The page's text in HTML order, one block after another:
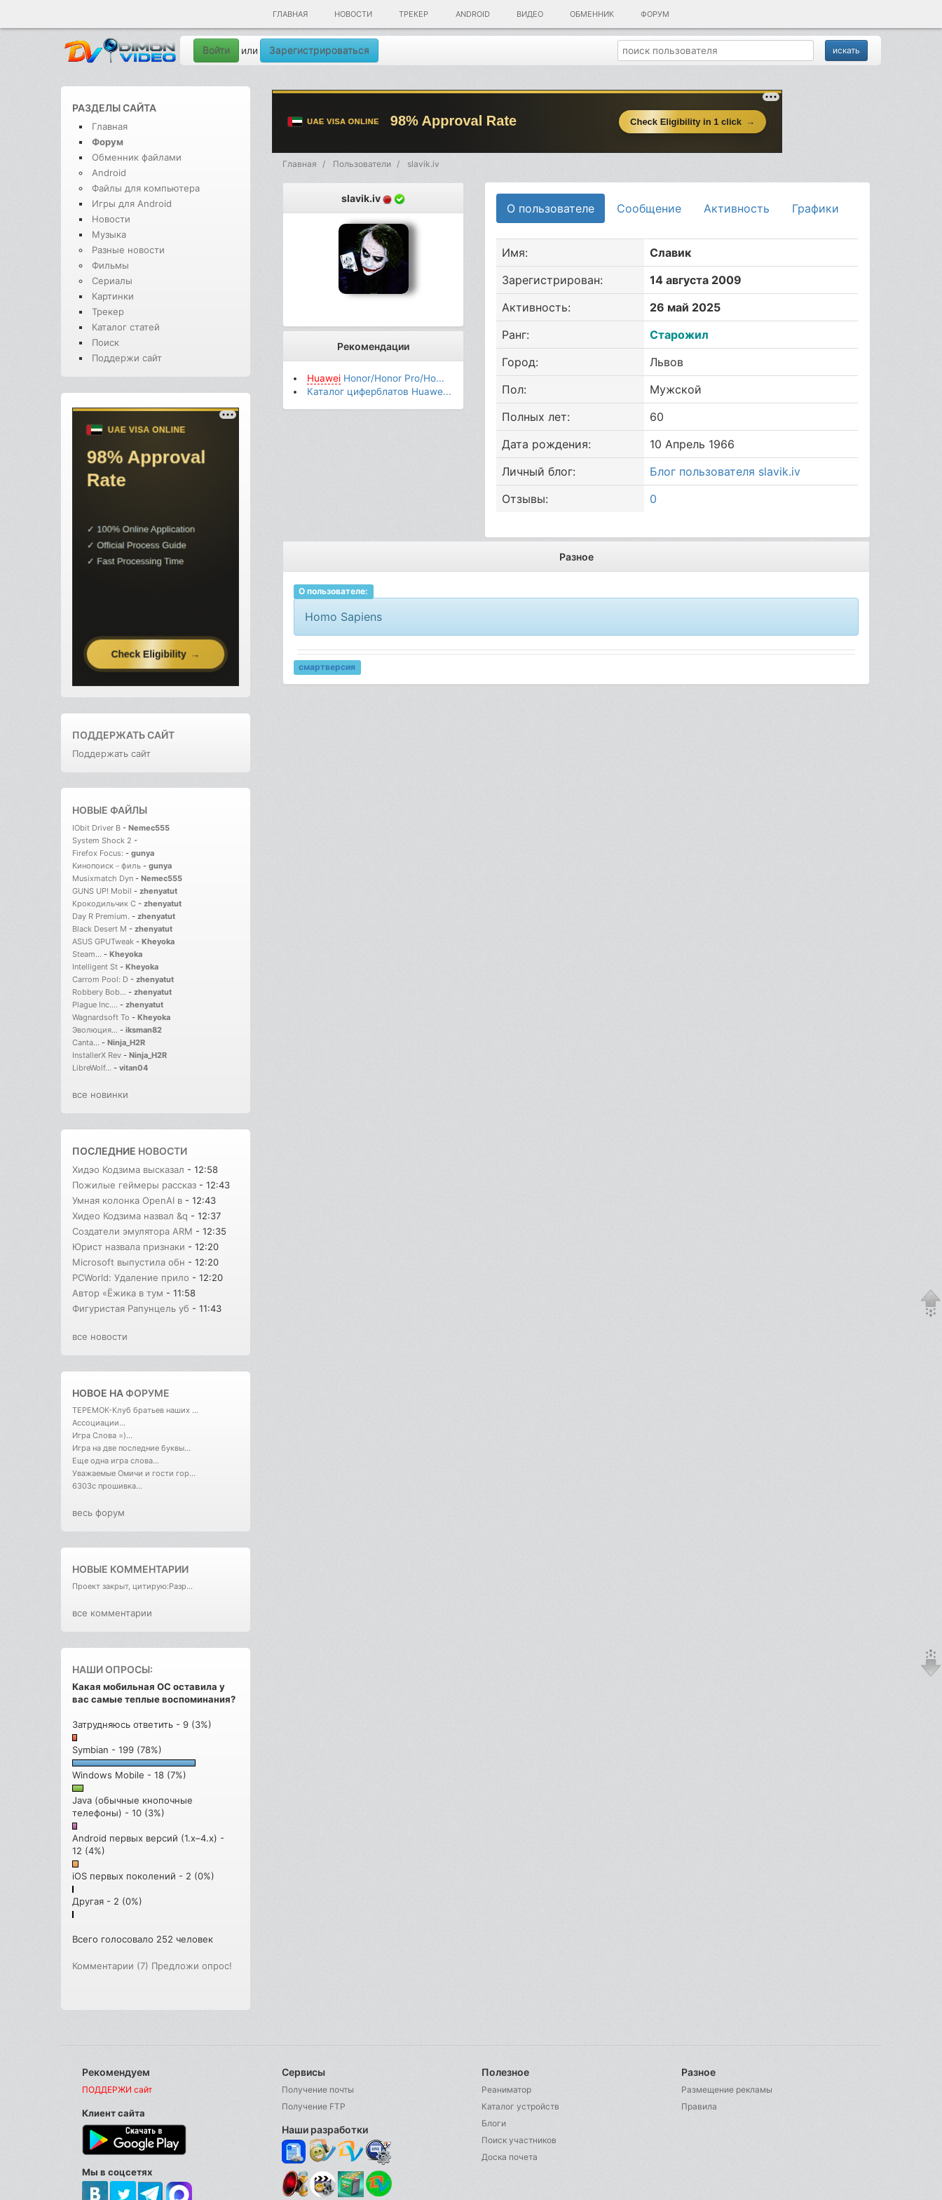
ГЛАВНАЯ НОВОСТИ ТРЕКЕР ANDROID ВИДЕО ОБМЕННИК ФОРУМ
Войти или Зарегистрироваться
РАЗДЕЛЫ САЙТА
Главная
Форум
Обменник файлами
Android
Файлы для компьютера
Игры для Android
Новости
Музыка
Разные новости
Фильмы
Сериалы
Картинки
Трекер
Каталог статей
Поиск
Поддержи сайт
ПОДДЕРЖАТЬ САЙТ
Поддержать сайт
НОВЫЕ ФАЙЛЫ
IObit Driver B - Nemec555
System Shock 2 -
Firefox Focus: - gunya
Кинопоиск－филь - gunya
Musixmatch Dyn - Nemec555
GUNS UP! Mobil - zhenyatut
Крокодильчик С - zhenyatut
Day R Premium. - zhenyatut
Black Desert M - zhenyatut
ASUS GPUTweak - Kheyoka
Steam... - Kheyoka
Intelligent St - Kheyoka
Carrom Pool: D - zhenyatut
Robbery Bob... - zhenyatut
Plague Inc.... - zhenyatut
Wagnardsoft To - Kheyoka
Эволюция... - iksman82
Canta... - Ninja_H2R
InstallerX Rev - Ninja_H2R
LibreWolf... - vitan04
все новинки
ПОСЛЕДНИЕ НОВОСТИ
Хидэо Кодзима высказал - 12:58
Пожилые геймеры рассказ - 12:43
Умная колонка OpenAI в - 12:43
Хидео Кодзима назвал &q - 12:37
Создатели эмулятора ARM - 12:35
Юрист назвала признаки - 12:20
Microsoft выпустила обн - 12:20
PCWorld: Удаление прило - 12:20
Автор «Ёжика в тум - 11:58
Фигуристая Рапунцель уб - 11:43
все новости
НОВОЕ НАФОРУМЕ
ТЕРЕМОК-Клуб братьев наших ...
Ассоциации...
Игра Слова =)...
Игра на две последние буквы...
Еще одна игра слова...
Уважаемые Омичи и гости гор...
6303с прошивка...
весь форум
НОВЫЕ КОММЕНТАРИИ
Проект закрыт, цитирую:Разр...
все комментарии
НАШИ ОПРОСЫ:
Какая мобильная ОС оставила у
вас самые теплые воспоминания?
Затрудняюсь ответить - 9 (3%)
Symbian - 199 (78%)
Windows Mobile - 18 (7%)
Java (обычные кнопочные
телефоны) - 10 (3%)
Android первых версий (1.x–4.x) -
12 (4%)
iOS первых поколений - 2 (0%)
Другая - 2 (0%)
Всего голосовало 252 человек
Комментарии (7) Предложи опрос!
Главная Пользователи slavik.iv
slavik.iv
Рекомендации
HuaweiHonor/Honor Pro/Ho...
Каталог циферблатов Huawe...
О пользователе Сообщение Активность Графики
Имя:
Славик
Зарегистрирован:
14 августа 2009
Активность:
26 май 2025
Ранг:
Старожил
Город:
Львов
Пол:
Мужской
Полных лет:
60
Дата рождения:
10 Апрель 1966
Личный блог:
Блог пользователя slavik.iv
Отзывы:
0
Разное
О пользователе:
Homo Sapiens
смартверсия
Рекомендуем
ПОДДЕРЖИ сайт
Клиент сайта
Мы в соцсетях
Сервисы
Получение почты
Получение FTP
Наши разработки
Полезное
Реаниматор
Каталог устройств
Блоги
Поиск участников
Доска почета
Разное
Размещение рекламы
Правила